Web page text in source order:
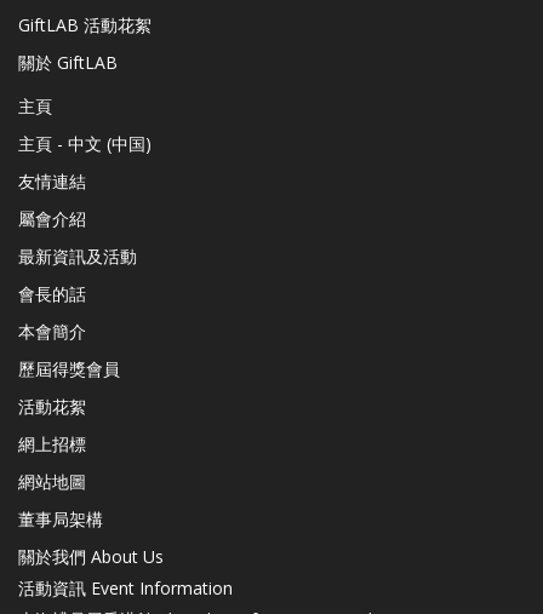
GiftLAB 活動花絮
關於 GiftLAB
主頁
主頁 - 中文 (中国)
友情連結
屬會介紹
最新資訊及活動
會長的話
本會簡介
歷屆得獎會員
活動花絮
網上招標
網站地圖
董事局架構
關於我們 About Us
活動資訊 Event Information